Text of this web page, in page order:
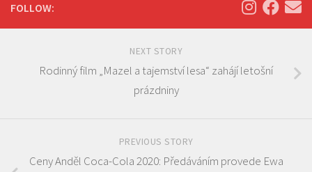
FOLLOW:
NEXT STORY
Rodinný film „Mazel a tajemství lesa“ zahájí letošní
prázdniny
PREVIOUS STORY
Ceny Anděl Coca-Cola 2020: Předáváním provede Ewa